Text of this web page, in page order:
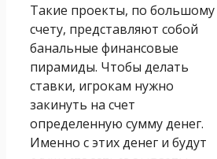
Такие проекты, по большому
счету, представляют собой
банальные финансовые
пирамиды. Чтобы делать
ставки, игрокам нужно
закинуть на счет
определенную сумму денег.
Именно с этих денег и будут